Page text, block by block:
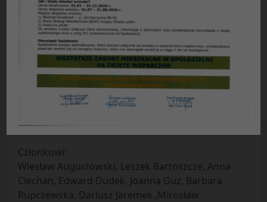
Protokół nr 8/2017
z posiedzenia plenarnego Rady Nadzorczej SM
„Czuby” w Lublinie
odbytego w dniu 26.09.2017 r.
Obecni:
Przewodniczący Rady – Alicja Stadnicka
Zastępcy przewodniczącego – Edward Jasiński
Sekretarz – Grażyna Kasprzak
Członkowi:
Wiesław Augustowski, Leszek Bartoszcze, Anna
Ciechan, Edward Dudek, Joanna Guz, Barbara
Rupczewska, Dariusz Jaremek ,Mirosław